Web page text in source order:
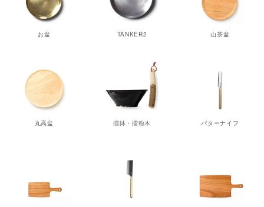
お盆 TANKER2 山茶盆
丸高盆 擂鉢・擂粉木 バターナイフ